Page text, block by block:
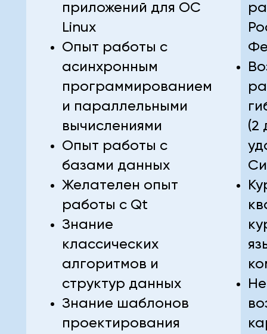
приложений для ОС
Linux
Опыт работы с
асинхронным
программированием
и параллельными
вычислениями
Опыт работы с
базами данных
Желателен опыт
работы с Qt
Знание
классических
алгоритмов и
структур данных
Знание шаблонов
проектирования
(2